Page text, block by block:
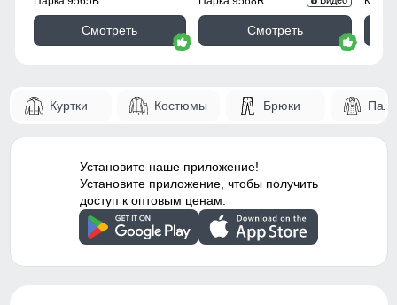
Фиксаторы отсутствуют
Декоративные элементы
молнии, декоративная
стёжка
Особенности модели
потайной карман -
водоотталкивающий
материал -
гипоаллергенный
материал - дышащий
материал
Смотреть Смотреть
Куртки Костюмы Брюки
Установите наше приложение!
Установите приложение, чтобы получить
доступ к оптовым ценам.